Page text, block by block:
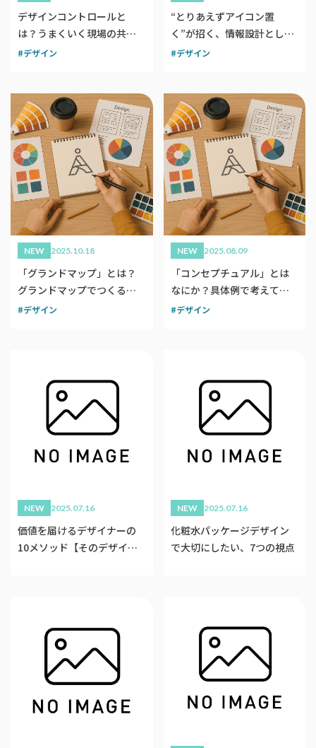
デザインコントロールと
は？うまくいく現場の共通
点は？
デザイン
“とりあえずアイコン置
く”が招く、情報設計として
のアイコン
デザイン
NEW 2025.10.18
「グランドマップ」とは？
グランドマップでつくるブ
ランドデザイン
デザイン
NEW 2025.08.09
「コンセプチュアル」とは
なにか？具体例で考えてみ
るデザイン
NEW 2025.07.16
価値を届けるデザイナーの
10メソッド【そのデザイ
NEW 2025.07.16
化粧水パッケージデザイン
で大切にしたい、7つの視点